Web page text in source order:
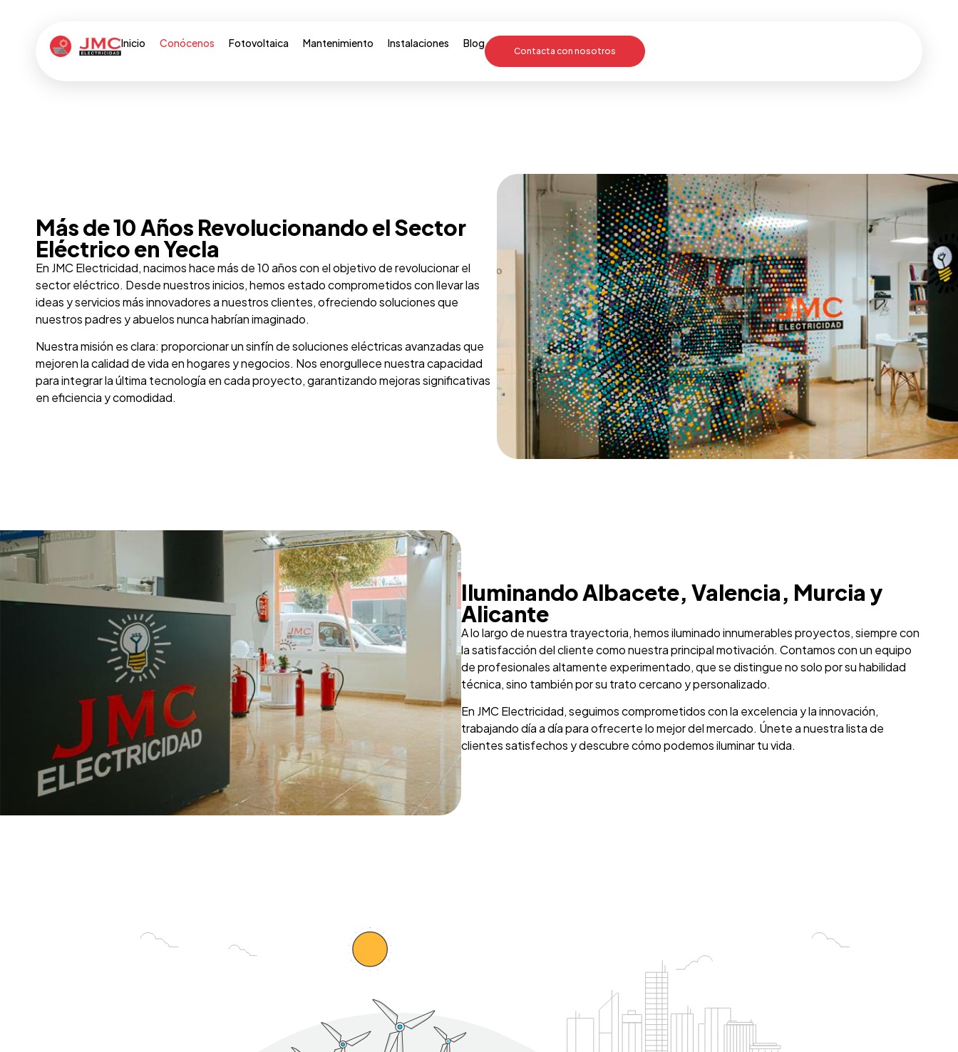
Inicio Conócenos Fotovoltaica Mantenimiento Instalaciones Blog
Contacta con nosotros
Más de 10 Años Revolucionando el Sector
Eléctrico en Yecla
En JMC Electricidad, nacimos hace más de 10 años con el objetivo de revolucionar el
sector eléctrico. Desde nuestros inicios, hemos estado comprometidos con llevar las
ideas y servicios más innovadores a nuestros clientes, ofreciendo soluciones que
nuestros padres y abuelos nunca habrían imaginado.
Nuestra misión es clara: proporcionar un sinfín de soluciones eléctricas avanzadas que
mejoren la calidad de vida en hogares y negocios. Nos enorgullece nuestra capacidad
para integrar la última tecnología en cada proyecto, garantizando mejoras significativas
en eficiencia y comodidad.
Iluminando Albacete, Valencia, Murcia y
Alicante
A lo largo de nuestra trayectoria, hemos iluminado innumerables proyectos, siempre con
la satisfacción del cliente como nuestra principal motivación. Contamos con un equipo
de profesionales altamente experimentado, que se distingue no solo por su habilidad
técnica, sino también por su trato cercano y personalizado.
En JMC Electricidad, seguimos comprometidos con la excelencia y la innovación,
trabajando día a día para ofrecerte lo mejor del mercado. Únete a nuestra lista de
clientes satisfechos y descubre cómo podemos iluminar tu vida.